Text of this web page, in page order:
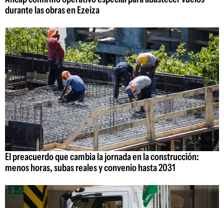
durante las obras en Ezeiza
El preacuerdo que cambia la jornada en la construcción:
menos horas, subas reales y convenio hasta 2031